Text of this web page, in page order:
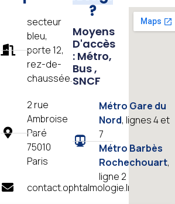
secteur
bleu,
porte 12,
rez-de-
chaussée.
2 rue
Ambroise
Paré
75010
Paris
contact.ophtalmologie.lrb@aphp.fr
?
Moyens
D'accès
: Métro,
Bus ,
SNCF
Métro Gare du
Nord, lignes 4 et
7
Métro Barbès
Rochechouart,
ligne 2